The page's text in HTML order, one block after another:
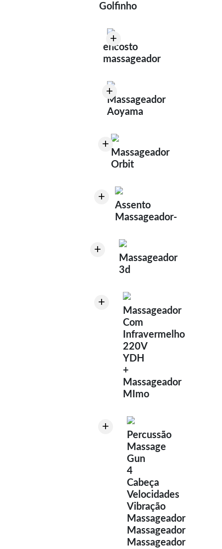
Golfinho
+
encosto
massageador
+
Massageador
Aoyama
+
Massageador
Orbit
+
Assento
Massageador-
+
Massageador
3d
+
Massageador
Com
Infravermelho
220V
YDH
+
Massageador
MImo
+
Percussão
Massage
Gun
4
Cabeça
Velocidades
Vibração
Massageador
Massageador
Massageador